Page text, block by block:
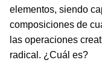
elementos, siendo
composiciones de
las operaciones
radical. ¿Cuál es?